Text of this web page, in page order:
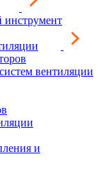
инструмент
вентиляции
и